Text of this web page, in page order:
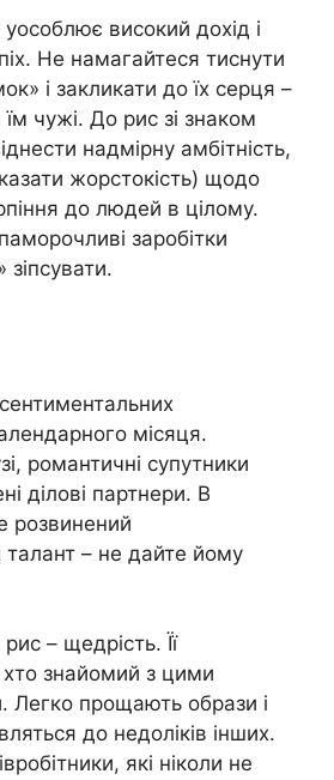
високий дохід і
Не намагайтеся тиснути
і закликати до їх серця –
чужі. До рис зі знаком
надмірну амбітність,
жopстокість) щодо
до людей в цілому.
заробітки
зіпсувати.
місяця.
романтичні супутники
ділові партнери. В
розвинений
– не дайте йому
– щедрість. Її
хто знайомий з цими
Легко прощають образи і
до недоліків інших.
які ніколи не